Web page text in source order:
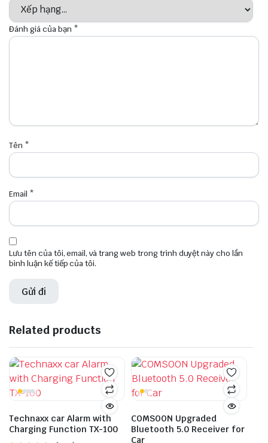
Đánh giá của bạn *
Tên *
Email *
Lưu tên của tôi, email, và trang web trong trình duyệt này cho lần
bình luận kế tiếp của tôi.
Related products
Technaxx car Alarm with
Charging Function TX-100
COMSOON Upgraded
Bluetooth 5.0 Receiver for
Car